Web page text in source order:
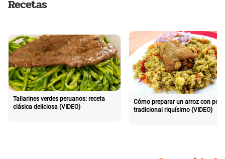
Recetas
Tallarines verdes peruanos: receta
clásica deliciosa (VIDEO)
Cómo preparar un arroz con pollo
tradicional riquísimo (VIDEO)